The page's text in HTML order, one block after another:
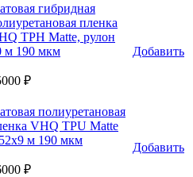
гибридная
пленка
TPH Matte, рулон
м 190 мкм
₽
Добавить
полиуретановая
VHQ TPU Matte
м 190 мкм
₽
Добавить